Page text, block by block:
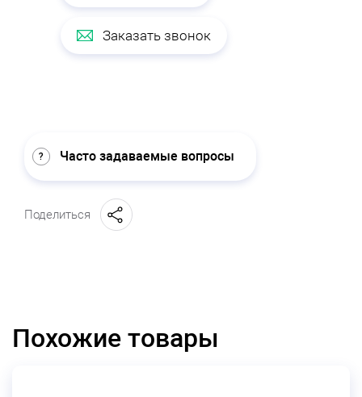
Заказать звонок
Часто задаваемые вопросы
Поделиться
Похожие товары